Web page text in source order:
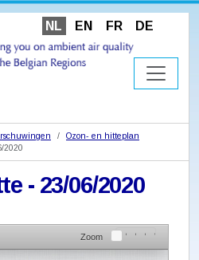
NL EN FR DE
Ozon- en hitteplan
2020
- 23/06/2020
Zoom